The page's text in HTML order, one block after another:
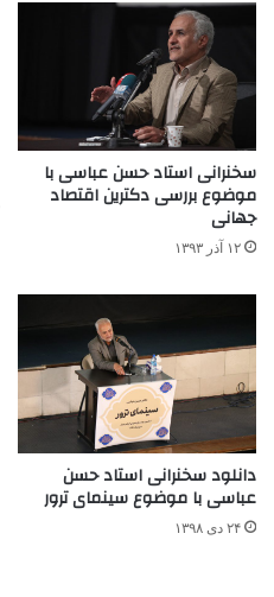
سخنرانی استاد حسن عباسی با
موضوع بررسی دکترین اقتصاد
جهانی
۱۲ آذر ۱۳۹۳
دانلود سخنرانی استاد حسن
عباسی با موضوع سینمای ترور
۲۴ دی ۱۳۹۸